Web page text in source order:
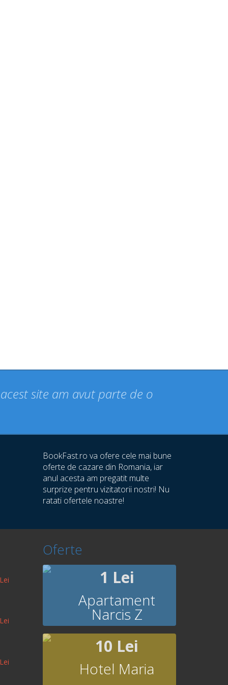
site am avut parte de o
BookFast.ro va ofere cele mai bune
oferte de cazare din Romania, iar
anul acesta am pregatit multe
surprize pentru vizitatorii nostri! Nu
ratati ofertele noastre!
Oferte
1 Lei
Apartament
Narcis Z
10 Lei
Hotel Maria